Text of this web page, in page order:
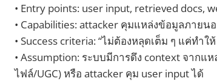
• Entry points: user input, retrieved docs,
• Capabilities: attacker คุมแหล่งข้อมูลภาย
• Success criteria: “ไม่ต้องหลุดเต็ม ๆ แค่ทำ
• Assumption: ระบบมีการดึง context จากแ
ไฟล์/UGC) หรือ attacker คุม user input ได้